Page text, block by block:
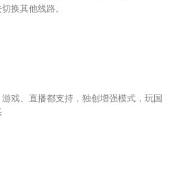
换其他线路。
戏、直播都支持，独创增强模式，玩国